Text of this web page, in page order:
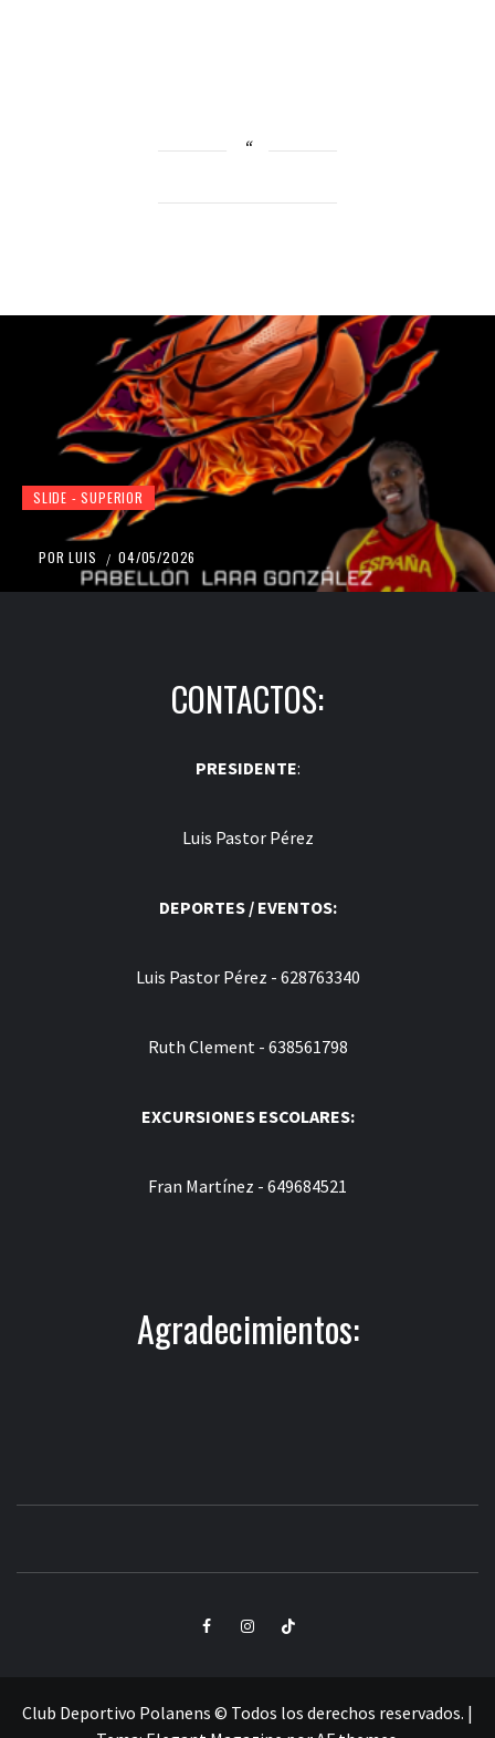
SLIDE - SUPERIOR
POR LUIS / 04/05/2026
CONTACTOS:
PRESIDENTE:
Luis Pastor Pérez
DEPORTES / EVENTOS:
Luis Pastor Pérez - 628763340
Ruth Clement - 638561798
EXCURSIONES ESCOLARES:
Fran Martínez - 649684521
Agradecimientos:
CLUB
DEPORTIVO
ElementoElementoElemento
Club Deportivo Polanens © Todos los derechos reservados. |